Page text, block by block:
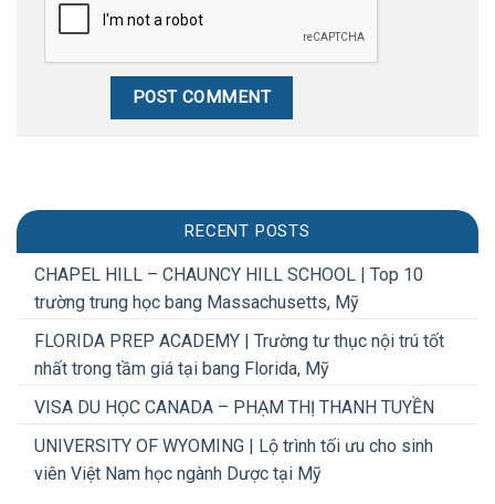
RECENT POSTS
CHAPEL HILL – CHAUNCY HILL SCHOOL | Top 10
trường trung học bang Massachusetts, Mỹ
FLORIDA PREP ACADEMY | Trường tư thục nội trú tốt
nhất trong tầm giá tại bang Florida, Mỹ
VISA DU HỌC CANADA – PHẠM THỊ THANH TUYỀN
UNIVERSITY OF WYOMING | Lộ trình tối ưu cho sinh
viên Việt Nam học ngành Dược tại Mỹ